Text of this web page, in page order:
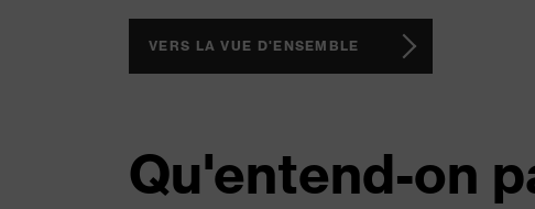
VERS LA VUE D'ENSEMBLE
Qu'entend-on